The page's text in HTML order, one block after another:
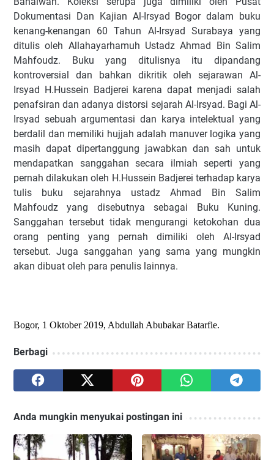
Dokumentasi Dan Kajian Al-Irsyad Bogor dalam buku
kenang-kenangan 60 Tahun Al-Irsyad Surabaya yang
ditulis oleh Allahayarhamuh Ustadz Ahmad Bin Salim
Mahfoudz. Buku yang ditulisnya itu dipandang
kontroversial dan bahkan dikritik oleh sejarawan Al-
Irsyad H.Hussein Badjerei karena dapat menjadi salah
penafsiran dan adanya distorsi sejarah Al-Irsyad. Bagi Al-
Irsyad sebuah argumentasi dan karya intelektual yang
berdalil dan memiliki hujjah adalah manuver logika yang
masih dapat dipertanggung jawabkan dan sah untuk
mendapatkan sanggahan secara ilmiah seperti yang
pernah dilakukan oleh H.Hussein Badjerei terhadap karya
tulis buku sejarahnya ustadz Ahmad Bin Salim
Mahfoudz yang disebutnya sebagai Buku Kuning.
Sanggahan tersebut tidak mengurangi ketokohan dua
orang penting yang pernah dimiliki oleh Al-Irsyad
tersebut. Juga sanggahan yang sama yang mungkin
akan dibuat oleh para penulis lainnya.
Bogor, 1 Oktober 2019, Abdullah Abubakar Batarfie.
Berbagi
Anda mungkin menyukai postingan ini